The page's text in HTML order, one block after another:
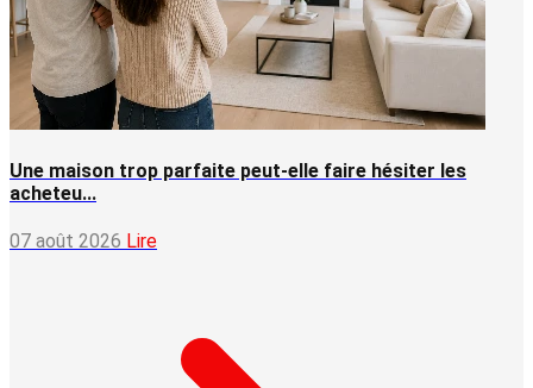
Une maison trop parfaite peut-elle faire hésiter les
acheteu...
07 août 2026 Lire